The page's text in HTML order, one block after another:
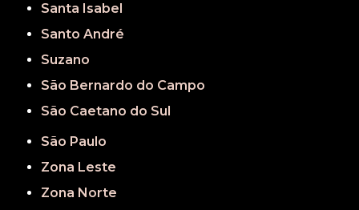
Santa Isabel
Santo André
Suzano
São Bernardo do Campo
São Caetano do Sul
São Paulo
Zona Leste
Zona Norte